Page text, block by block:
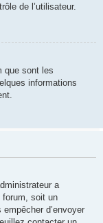
de l’utilisateur.
que sont les
informations
a
forum, soit un
d’envoyer